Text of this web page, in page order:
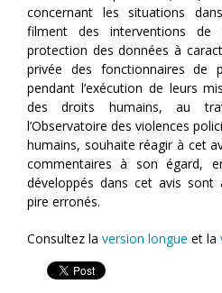
concernant les situations
filment des interventions
protection des données à
privée des fonctionnaires de
pendant l’exécution de leurs
des droits humains, au
l’Observatoire des violences
humains, souhaite réagir à cet
commentaires à son égard,
développés dans cet avis sont
pire erronés.
Consultez la version longue et la